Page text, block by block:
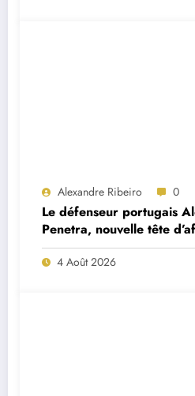
Alexandre Ribeiro 0
Le défenseur portugais
Penetra, nouvelle tête
projet très ambitieux
4 Août 2026